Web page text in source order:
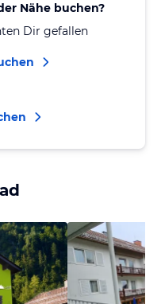
Nähe buchen?
Dir gefallen